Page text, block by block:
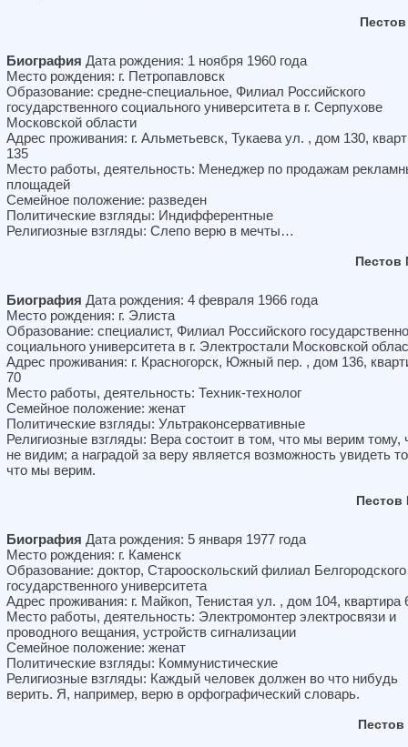
Биография Дата рождения: 1 ноября 1960 года
Место рождения: г. Петропавловск
Образование: средне-специальное, Филиал Российского
государственного социального университета в г. Серпухове
Московской области
Адрес проживания: г. Альметьевск, Тукаева ул. , дом 130,
135
Место работы, деятельность: Менеджер по продажам
площадей
Семейное положение: разведен
Политические взгляды: Индифферентные
Религиозные взгляды: Слепо верю в мечты…
Пестов
Биография Дата рождения: 4 февраля 1966 года
Место рождения: г. Элиста
Образование: специалист, Филиал Российского
социального университета в г. Электростали Московской
Адрес проживания: г. Красногорск, Южный пер. , дом 136,
70
Место работы, деятельность: Техник-технолог
Семейное положение: женат
Политические взгляды: Ультраконсервативные
Религиозные взгляды: Вера состоит в том, что мы верим тому,
не видим; а наградой за веру является возможность увидеть
что мы верим.
Пестов
Биография Дата рождения: 5 января 1977 года
Место рождения: г. Каменск
Образование: доктор, Старооскольский филиал Белгородского
государственного университета
Адрес проживания: г. Майкоп, Тенистая ул. , дом 104, квартира
Место работы, деятельность: Электромонтер электросвязи и
проводного вещания, устройств сигнализации
Семейное положение: женат
Политические взгляды: Коммунистические
Религиозные взгляды: Каждый человек должен во что нибудь
верить. Я, например, верю в орфографический словарь.